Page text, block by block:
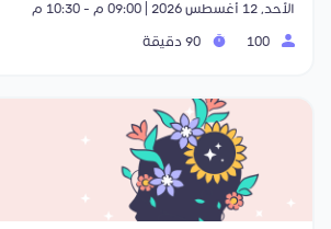
الأحد, 12 أغسطس 2026 | 09:00 م - 10:30 م